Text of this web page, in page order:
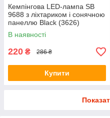
Кемпінгова LED-лампа SB
9688 з ліхтариком і сонячною
панеллю Black (3626)
В наявності
220 ₴ 286 ₴
Купити